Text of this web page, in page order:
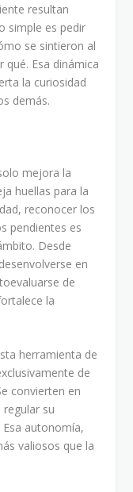
resultan
simple es pedir
se sintieron al
qué. Esa dinámica
la curiosidad
demás.
mejora la
huellas para la
reconocer los
pendientes es
Desde
en
de
la
herramienta de
de
convierten en
su
autonomía,
valiosos que la